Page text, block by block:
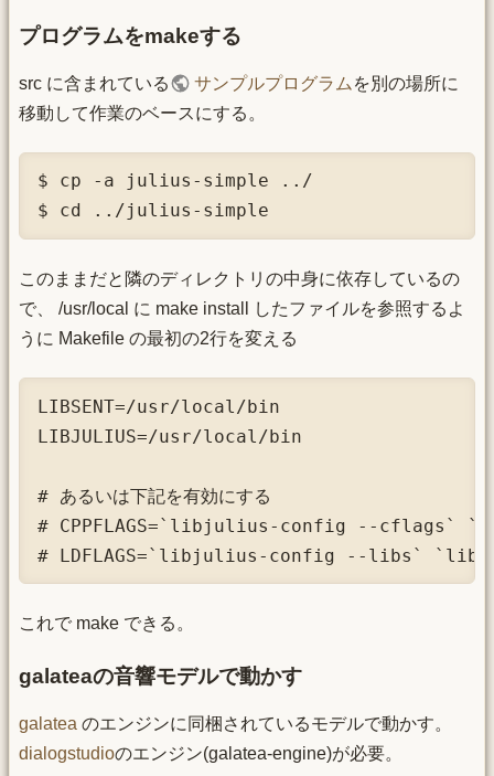
プログラムをmakeする
src に含まれている サンプルプログラム を別の場所に
移動して作業のベースにする。
$ cp -a julius-simple ../
$ cd ../julius-simple
このままだと隣のディレクトリの中身に依存しているの
で、 /usr/local に make install したファイルを参照するよ
うに Makefile の最初の2行を変える
LIBSENT=/usr/local/bin
LIBJULIUS=/usr/local/bin
# あるいは下記を有効にする
# CPPFLAGS=`libjulius-config --cflags`
# LDFLAGS=`libjulius-config --libs`
これで make できる。
galateaの音響モデルで動かす
galatea のエンジンに同梱されているモデルで動かす。
dialogstudioのエンジン(galatea-engine)が必要。